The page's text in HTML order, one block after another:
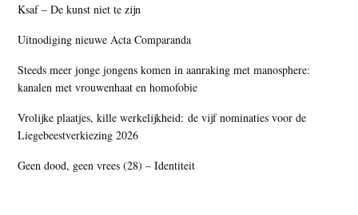
Ksaf – De kunst niet te zijn
Uitnodiging nieuwe Acta Comparanda
Steeds meer jonge jongens komen in aanraking met manosphere:
kanalen met vrouwenhaat en homofobie
Vrolijke plaatjes, kille werkelijkheid: de vijf nominaties voor de
Liegebeestverkiezing 2026
Geen dood, geen vrees (28) – Identiteit